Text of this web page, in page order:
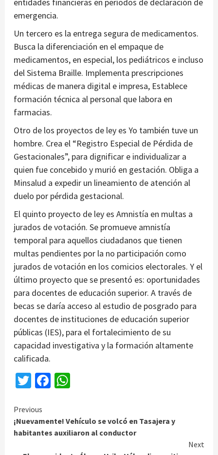
emergencia.
Un tercero es la entrega segura de medicamentos.
Busca la diferenciación en el empaque de
medicamentos, en especial, los pediátricos e incluso
del Sistema Braille. Implementa prescripciones
médicas de manera digital e impresa, Establece
formación técnica al personal que labora en
farmacias.
Otro de los proyectos de ley es Yo también tuve un
hombre. Crea el “Registro Especial de Pérdida de
Gestacionales”, para dignificar e individualizar a
quien fue concebido y murió en gestación. Obliga a
Minsalud a expedir un lineamiento de atención al
duelo por pérdida gestacional.
El quinto proyecto de ley es Amnistía en multas a
jurados de votación. Se promueve amnistía
temporal para aquellos ciudadanos que tienen
multas pendientes por la no participación como
jurados de votación en los comicios electorales. Y el
último proyecto que se presentó es: oportunidades
para docentes de educación superior. A través de
becas se daría acceso al estudio de posgrado para
docentes de instituciones de educación superior
públicas (IES), para el fortalecimiento de su
capacidad investigativa y la formación altamente
calificada.
TwitterFacebook
Continue
Reading
Previous
¡Nuevamente! Vehículo se volcó en Tasajera y
habitantes auxiliaron al conductor
Next